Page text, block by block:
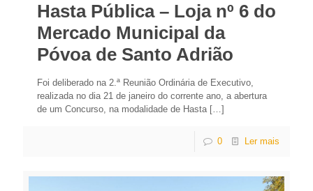
Hasta Pública – Loja nº 6 do
Mercado Municipal da
Póvoa de Santo Adrião
Foi deliberado na 2.ª Reunião Ordinária de Executivo,
realizada no dia 21 de janeiro do corrente ano, a abertura
de um Concurso, na modalidade de Hasta[…]
0 Ler mais